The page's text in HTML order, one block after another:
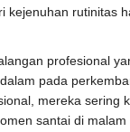
kejenuhan rutinitas
profesional
pada
mereka sering
santai di